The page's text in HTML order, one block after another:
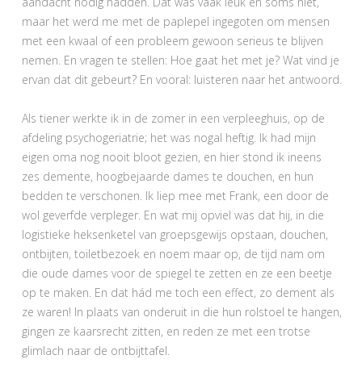
maar het werd me met de paplepel ingegoten om mensen
met een kwaal of een probleem gewoon serieus te blijven
nemen. En vragen te stellen: Hoe gaat het met je? Wat vind je
ervan dat dit gebeurt? En vooral: luisteren naar het antwoord.
Als tiener werkte ik in de zomer in een verpleeghuis, op de
afdeling psychogeriatrie; het was nogal heftig. Ik had mijn
eigen oma nog nooit bloot gezien, en hier stond ik ineens
zes demente, hoogbejaarde dames te douchen, en hun
bedden te verschonen. Ik liep mee met Frank, een door de
wol geverfde verpleger. En wat mij opviel was dat hij, in die
logistieke heksenketel van groepsgewijs opstaan, douchen,
ontbijten, toiletbezoek en noem maar op, de tijd nam om
die oude dames voor de spiegel te zetten en ze een beetje
op te maken. En dat hád me toch een effect, zo dement als
ze waren! In plaats van onderuit in die hun rolstoel te hangen,
gingen ze kaarsrecht zitten, en reden ze met een trotse
glimlach naar de ontbijttafel.